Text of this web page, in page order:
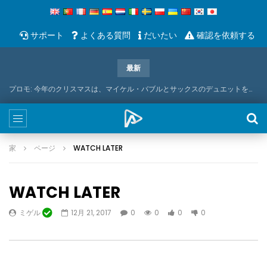
サポート よくある質問 だいたい 確認を依頼する
最新
プロモ: 今年のクリスマスは、マイケル・バブルとサックスのデュエットをお届けします
家 ページ WATCH LATER
WATCH LATER
ミゲル 12月 21, 2017 0 0 0 0